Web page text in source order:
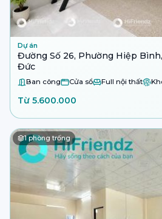
Dự án
Đường Số 26, Phường Hiệp
Đức
Ban công Cửa sổ Full nội thất
Từ 5.600.000
1phòng trống